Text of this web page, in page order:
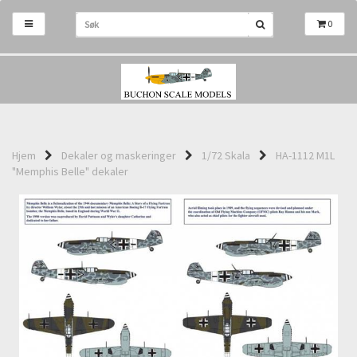
0
Hjem Dekaler og maskeringer 1/72 Skala
HA-1112 M1L
"Memphis Belle" dekaler